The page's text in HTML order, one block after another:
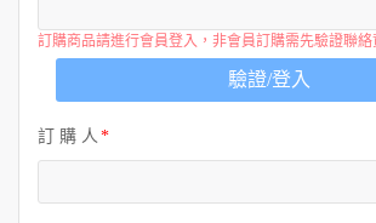
訂購商品請進行會員登入，非會員訂購需先驗證聯絡
驗證/登入
訂 購 人